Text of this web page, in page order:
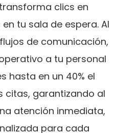
clics en
tu sala de espera. Al
de comunicación,
a tu personal
hasta en un 40% el
citas, garantizando al
atención inmediata,
para cada